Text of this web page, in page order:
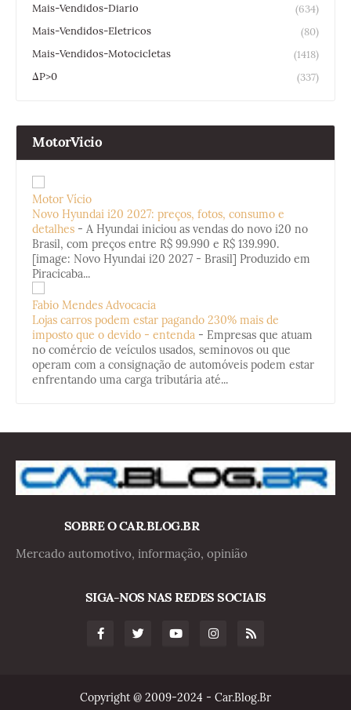
Mais-Vendidos-Diario
(634)
Mais-Vendidos-Eletricos
(80)
Mais-Vendidos-Motocicletas
(1418)
ΔP>0
(337)
MotorVicio
Motor Vício
Novo Hyundai i20 2027: preços, fotos, consumo e
detalhes - A Hyundai iniciou as vendas do novo i20 no
Brasil, com preços entre R$ 99.990 e R$ 139.990.
[image: Novo Hyundai i20 2027 - Brasil] Produzido em
Piracicaba...
Fabio Mendes Advocacia
Lojas carros podem estar pagando 230% mais de
imposto que o devido - entenda - Empresas que atuam
no comércio de veículos usados, seminovos ou que
operam com a consignação de automóveis podem estar
enfrentando uma carga tributária até...
SOBRE O CAR.BLOG.BR
Mercado automotivo, informação, opinião
SIGA-NOS NAS REDES SOCIAIS
Copyright @ 2009-2024 - Car.Blog.Br